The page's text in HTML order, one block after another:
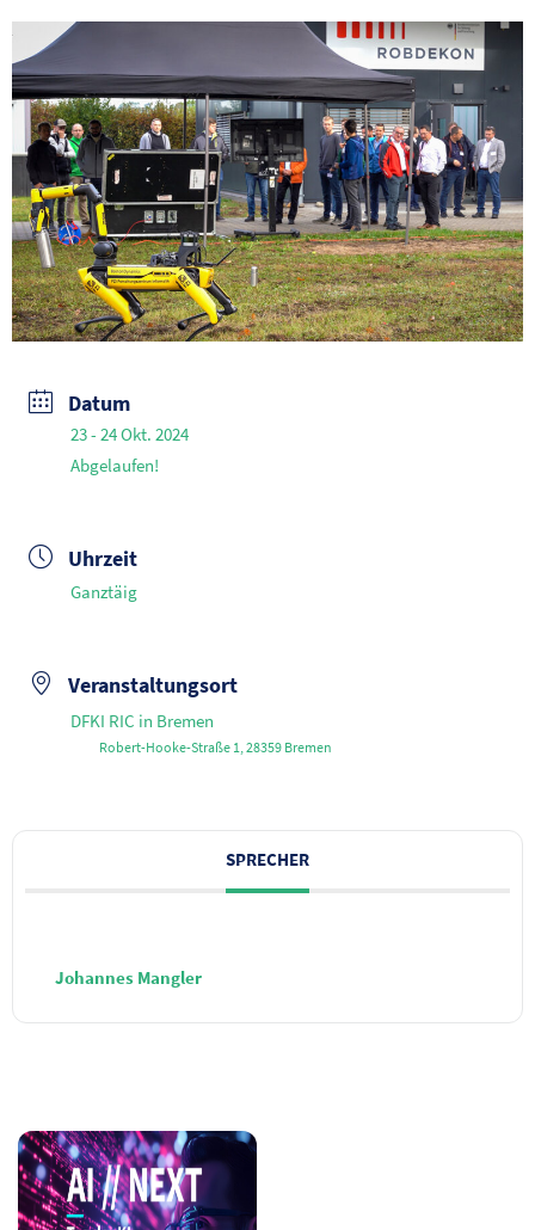
Datum
23 - 24 Okt. 2024
Abgelaufen!
Uhrzeit
Ganztäig
Veranstaltungsort
DFKI RIC in Bremen
Robert-Hooke-Straße 1, 28359 Bremen
SPRECHER
Johannes Mangler